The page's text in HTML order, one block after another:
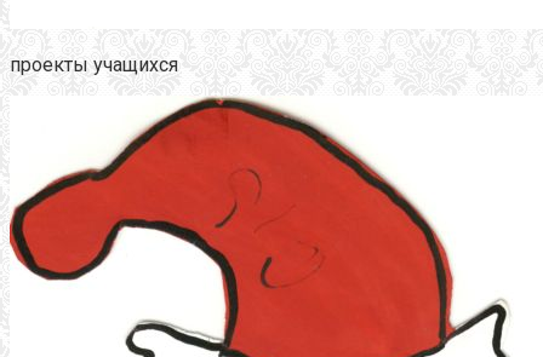
проекты учащихся